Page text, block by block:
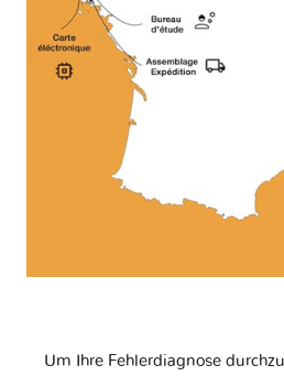
Um Ihre Fehlerdiagnose